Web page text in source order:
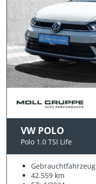
VW POLO
Polo 1.0 TSI Life
Gebrauchtfahrzeug
42.559 km